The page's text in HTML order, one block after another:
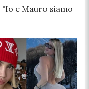
"Io e Mauro siamo